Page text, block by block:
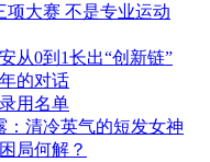
项大赛 不是专业运动
从0到1长出“创新链”
的对话
用名单
：清冷英气的短发女神
局何解？